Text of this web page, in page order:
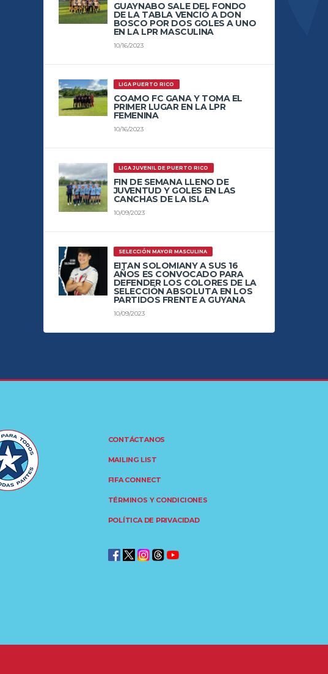
GUAYNABO SALE DEL FONDO
DE LA TABLA VENCIÓ A DON
BOSCO POR DOS GOLES A UNO
EN LA LPR MASCULINA
10/16/2023
LIGA PUERTO RICO
COAMO FC GANA Y TOMA EL
PRIMER LUGAR EN LA LPR
FEMENINA
10/16/2023
LIGA JUVENIL DE PUERTO RICO
FIN DE SEMANA LLENO DE
JUVENTUD Y GOLES EN LAS
CANCHAS DE LA ISLA
10/09/2023
SELECCIÓN MAYOR MASCULINA
EITAN SOLOMIANY A SUS 16
AÑOS ES CONVOCADO PARA
DEFENDER LOS COLORES DE LA
SELECCIÓN ABSOLUTA EN LOS
PARTIDOS FRENTE A GUYANA
10/09/2023
CONTÁCTANOS
MAILING LIST
FIFA CONNECT
TÉRMINOS Y CONDICIONES
POLÍTICA DE PRIVACIDAD